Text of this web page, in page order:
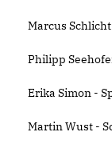
Marcus
Philipp
Erika Simon -
Martin Wust -